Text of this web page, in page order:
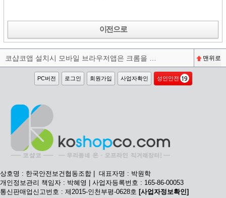
이전으로
맨위로
PC버전 로그인 회원가입 사업자확인 성인안전
상호명 : 한국안전보건협동조합 | 대표자명 : 박원학
개인정보관리 책임자 : 박혜영 | 사업자등록번호 : 165-86-00053
통신판매업신고번호 : 제2015-인천부평-0628호 [사업자정보확인]